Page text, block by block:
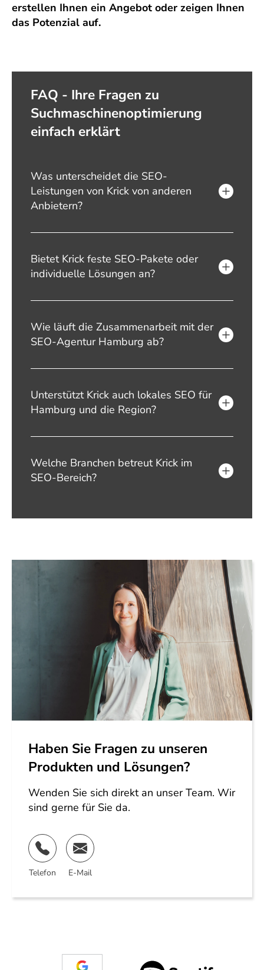
erstellen Ihnen ein Angebot oder zeigen Ihnen
das Potenzial auf.
FAQ - Ihre Fragen zu
Suchmaschinenoptimierung
einfach erklärt
Was unterscheidet die SEO-
Leistungen von Krick von anderen
Anbietern?
Bietet Krick feste SEO-Pakete oder
individuelle Lösungen an?
Wie läuft die Zusammenarbeit mit der
SEO-Agentur Hamburg ab?
Unterstützt Krick auch lokales SEO für
Hamburg und die Region?
Welche Branchen betreut Krick im
SEO-Bereich?
Haben Sie Fragen zu unseren
Produkten und Lösungen?
Wenden Sie sich direkt an unser Team. Wir
sind gerne für Sie da.
Telefon E-Mail